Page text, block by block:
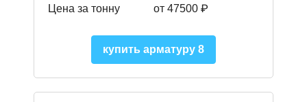
Цена за тонну от 47500 ₽
купить арматуру 8